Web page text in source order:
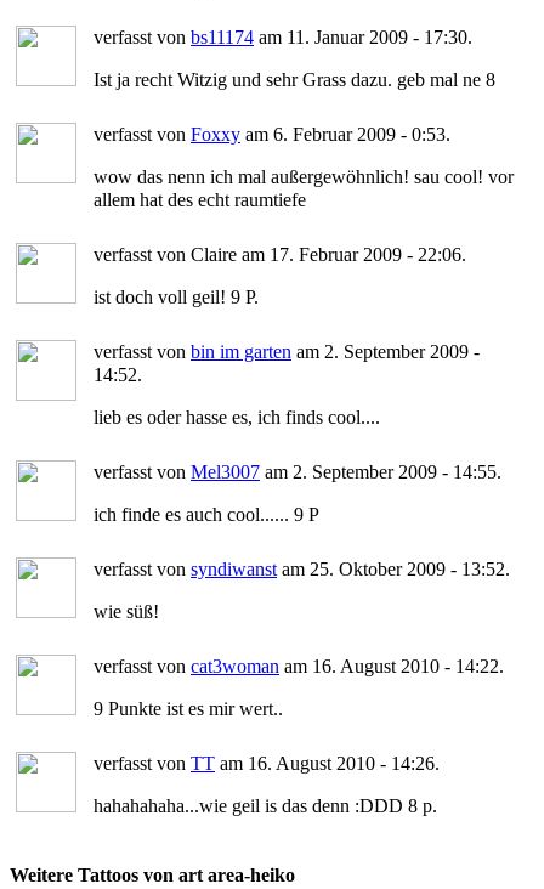
verfasst von bs11174 am 11. Januar 2009 - 17:30.
Ist ja recht Witzig und sehr Grass dazu. geb mal ne 8
verfasst von Foxxy am 6. Februar 2009 - 0:53.
wow das nenn ich mal außergewöhnlich! sau cool! vor
allem hat des echt raumtiefe
verfasst von Claire am 17. Februar 2009 - 22:06.
ist doch voll geil! 9 P.
verfasst von bin im garten am 2. September 2009 -
14:52.
lieb es oder hasse es, ich finds cool....
verfasst von Mel3007 am 2. September 2009 - 14:55.
ich finde es auch cool...... 9 P
verfasst von syndiwanst am 25. Oktober 2009 - 13:52.
wie süß!
verfasst von cat3woman am 16. August 2010 - 14:22.
9 Punkte ist es mir wert..
verfasst von TT am 16. August 2010 - 14:26.
hahahahaha...wie geil is das denn :DDD 8 p.
Weitere Tattoos von art area-heiko